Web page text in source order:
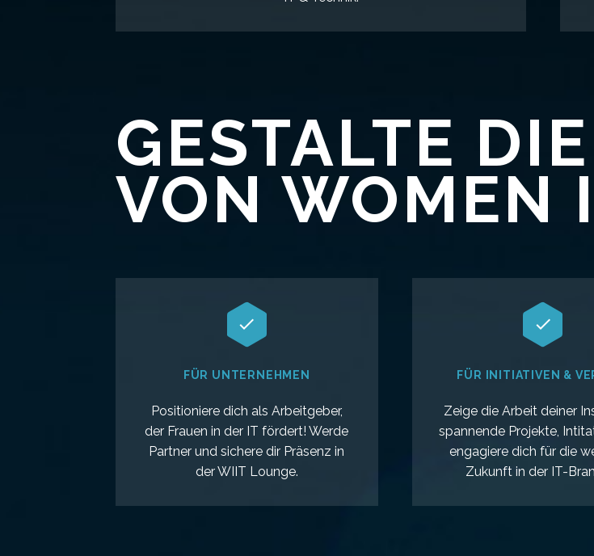
GESTALTE
VON WOMEN


FÜR UNTERNEHMEN
Positioniere dich als Arbeitgeber,
der Frauen in der IT fördert! Werde
Partner und sichere dir Präsenz in
der WIIT Lounge.


FÜR INITIATIVEN &
Zeige die Arbeit deiner
spannende Projekte,
engagiere dich für die
Zukunft in der IT-